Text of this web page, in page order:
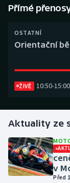
Curling
Florbal
Golf
Gymnastika
Přímé
OSTATNÍ
Orientační
ŽIVĚ 10:50-15:00
Aktuality ze
v
Před